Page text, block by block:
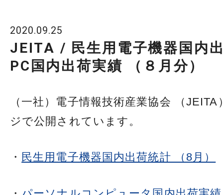
2020.09.25
JEITA / 民生用電子機器国内
PC国内出荷実績 （８月分）
（一社）電子情報技術産業協会 （
ジで公開されています。
・ 民生用電子機器国内出荷統計 （8月）